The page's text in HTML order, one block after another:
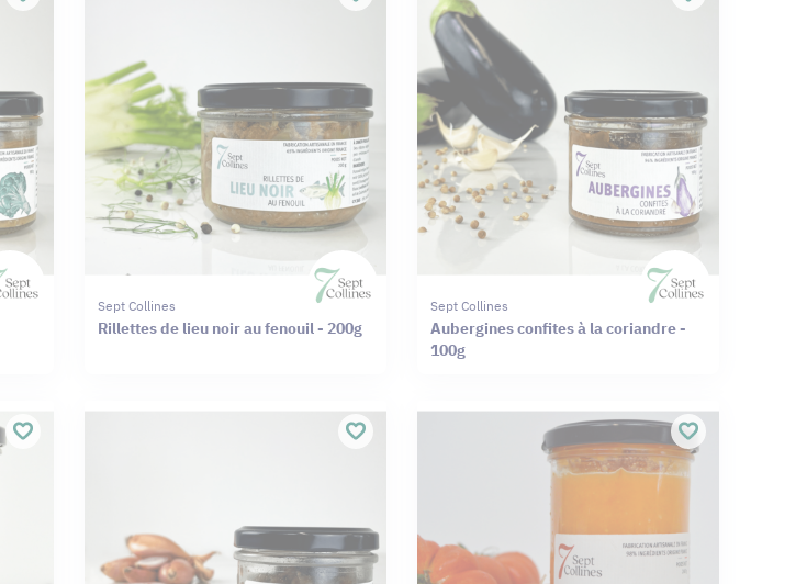
Sept Collines
Rillettes de lieu noir au fenouil - 200g
Sept Collines
Aubergines confites à la coriandre -
100g